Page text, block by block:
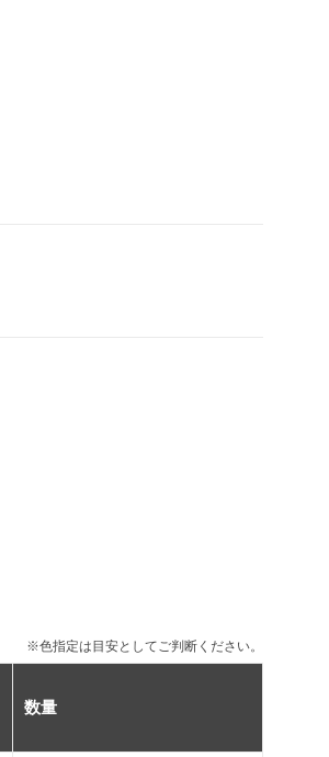
※色指定は目安としてご判断ください。
数量